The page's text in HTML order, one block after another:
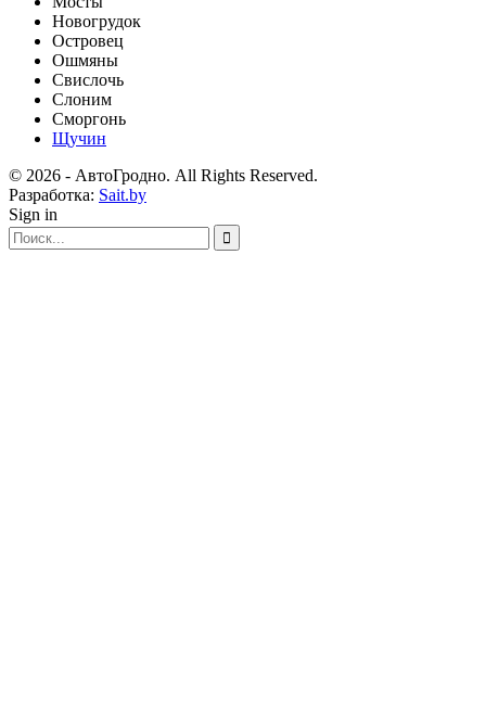
Новогрудок
Островец
Ошмяны
Свислочь
Слоним
Сморгонь
Щучин
© 2026 - АвтоГродно. All Rights Reserved.
Разработка: Sait.by
Sign in